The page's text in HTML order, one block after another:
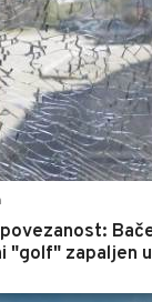
"golf" zapaljen